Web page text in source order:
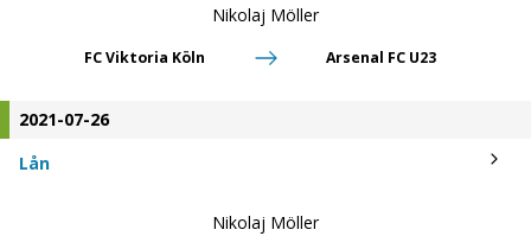
Nikolaj Möller
FC Viktoria Köln Arsenal FC U23
2021-07-26
Lån
Nikolaj Möller